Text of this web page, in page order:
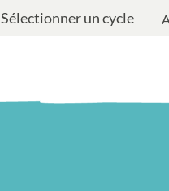
Sélectionner un cycle